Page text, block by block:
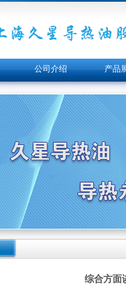
公司介绍 产品
综合方面